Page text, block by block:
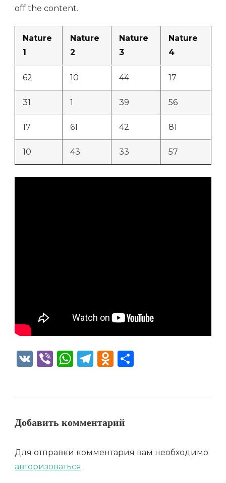
off the content.
Nature
1
Nature
2
Nature
3
Nature
4
62 10 44 17
31 1 39 56
17 61 42 81
10 43 33 57
VK ViberWhatsApp
Telegram
Odnoklassniki
Добавить комментарий
Для отправки комментария вам необходимо
авторизоваться.